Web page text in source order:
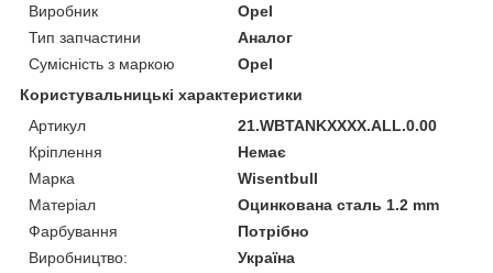
Виробник
Opel
Тип запчастини
Аналог
Сумісність з маркою
Opel
Користувальницькі характеристики
Артикул
21.WBTANKXXXX.ALL.0.00
Кріплення
Немає
Марка
Wisentbull
Матеріал
Оцинкована сталь 1.2 mm
Фарбування
Потрібно
Виробництво:
Україна